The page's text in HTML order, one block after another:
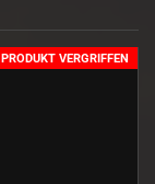
PRODUKT VERGRIFFEN